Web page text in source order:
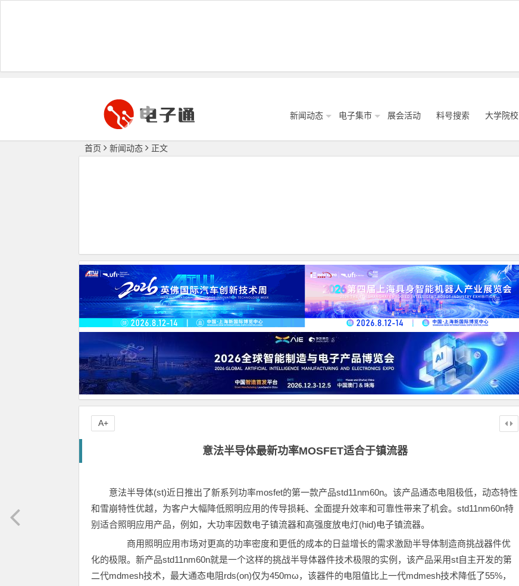
新闻动态 电子集市 展会活动 料号搜索 大学院校
首页 新闻动态 正文
意法半导体最新功率MOSFET适合于镇流器
意法半导体(st)近日推出了新系列功率mosfet的第一款产品std11nm60n。该产品通态电阻极低，动态特性
和雪崩特性优越，为客户大幅降低照明应用的传导损耗、全面提升效率和可靠性带来了机会。std11nm60n特
别适合照明应用产品，例如，大功率因数电子镇流器和高强度放电灯(hid)电子镇流器。
商用照明应用市场对更高的功率密度和更低的成本的日益增长的需求激励半导体制造商挑战器件优
化的极限。新产品std11nm60n就是一个这样的挑战半导体器件技术极限的实例，该产品采用st自主开发的第
二代mdmesh技术，最大通态电阻rds(on)仅为450mω，该器件的电阻值比上一代mdmesh技术降低了55%，
A+